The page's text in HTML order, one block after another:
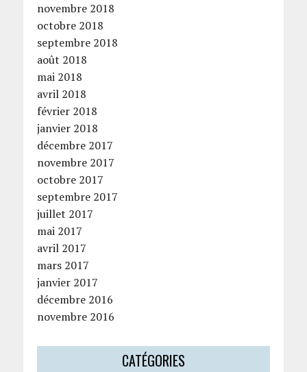
novembre 2018
octobre 2018
septembre 2018
août 2018
mai 2018
avril 2018
février 2018
janvier 2018
décembre 2017
novembre 2017
octobre 2017
septembre 2017
juillet 2017
mai 2017
avril 2017
mars 2017
janvier 2017
décembre 2016
novembre 2016
CATÉGORIES